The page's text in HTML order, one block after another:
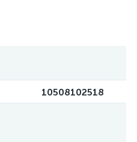
10508102518